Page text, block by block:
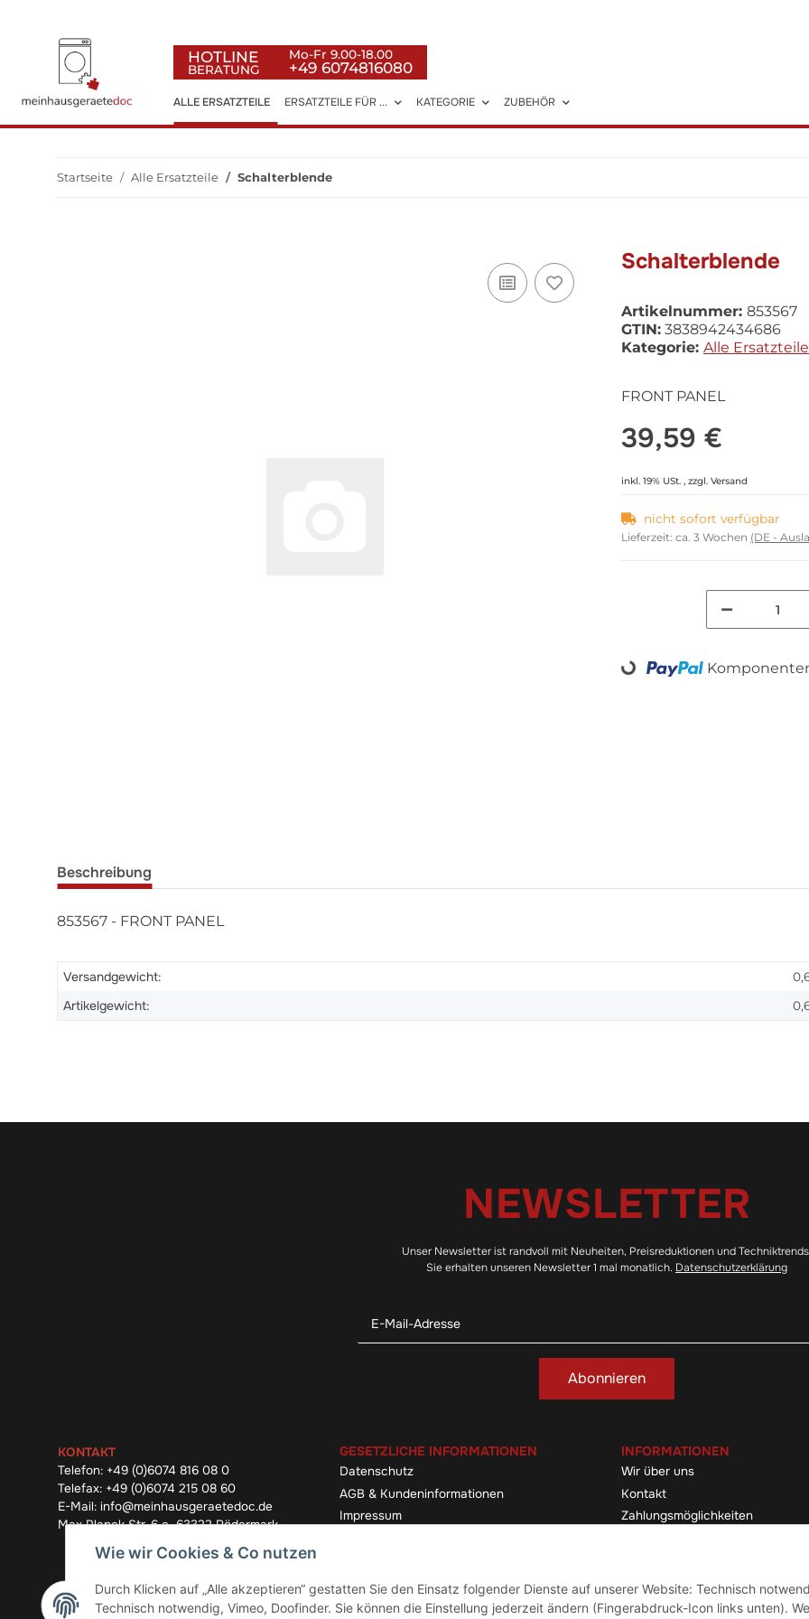
HOTLINE
BERATUNG
Mo-Fr 9.00-18.00
+49 6074816080
ALLE ERSATZTEILE ERSATZTEILE FÜR ... KATEGORIE ZUBEHÖR
Startseite Alle Ersatzteile Schalterblende
Schalterblende
Artikelnummer: 853567
GTIN: 3838942434686
Kategorie: Alle Ersatzteile
FRONT PANEL
39,59 €
inkl. 19% USt. , zzgl. Versand
nicht sofort verfügbar
Lieferzeit: ca. 3 Wochen (DE -
Loading...
Beschreibung
853567 - FRONT PANEL
Versandgewicht:
Artikelgewicht:
NEWSLETTER
Unser Newsletter ist randvoll mit Neuheiten, Preisreduktionen und
Sie erhalten unseren Newsletter 1 mal monatlich. Datenschutzerklärung
Abonnieren
KONTAKT
Telefon: +49 (0)6074 816 08 0
Telefax: +49 (0)6074 215 08 60
E-Mail: info@meinhausgeraetedoc.de
Max Planck Str. 6 c, 63322 Rödermark
GESETZLICHE INFORMATIONEN
Datenschutz
AGB & Kundeninformationen
Impressum
INFORMATIONEN
Wir über uns
Kontakt
Zahlungsmöglichkeiten
Vertrag widerrufen
Wie wir Cookies & Co nutzen
Durch Klicken auf „Alle akzeptieren“ gestatten Sie den Einsatz folgender Dienste auf unserer Website: Technisch
Technisch notwendig, Vimeo, Doofinder. Sie können die Einstellung jederzeit ändern (Fingerabdruck-Icon links unten).